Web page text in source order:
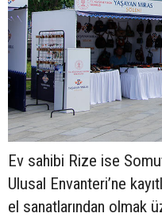
Ev sahibi Rize ise
Ulusal Envanteri’ne
el sanatlarından olmak